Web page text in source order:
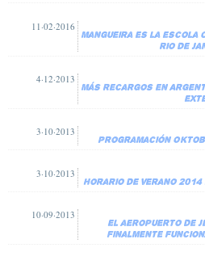
11·02·2016
Mangueira es la escola
Rio de
4·12·2013
Más recargos en
3·10·2013
Programación
3·10·2013
Horario de verano
10·09·2013
El aeropuerto de
finalmente